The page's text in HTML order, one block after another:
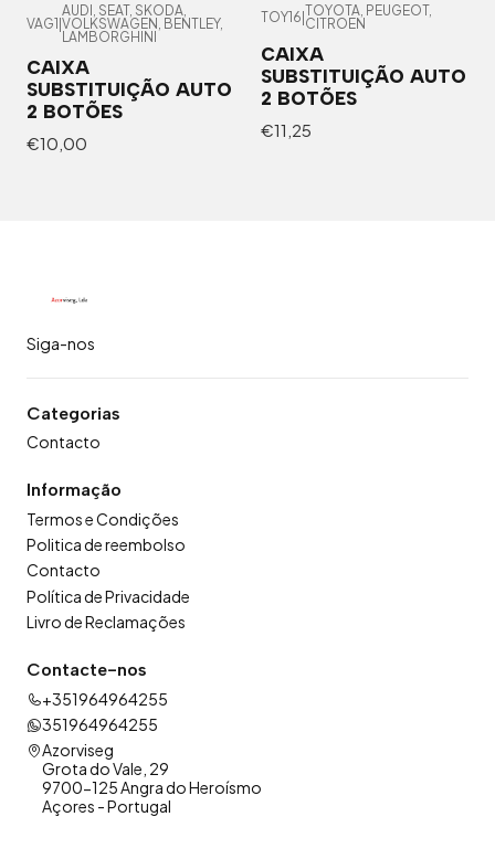
VAG1|
AUDI, SEAT, SKODA,
VOLKSWAGEN, BENTLEY,
LAMBORGHINI
CAIXA
SUBSTITUIÇÃO AUTO
2 BOTÕES
€10,00
TOY16|TOYOTA, PEUGEOT,
CITROEN
CAIXA
SUBSTITUIÇÃO AUTO
2 BOTÕES
€11,25
Siga-nos
Categorias
Contacto
Informação
Termos e Condições
Politica de reembolso
Contacto
Política de Privacidade
Livro de Reclamações
Contacte-nos
+351964964255
351964964255
Azorviseg
Grota do Vale, 29
9700-125 Angra do Heroísmo
Açores - Portugal